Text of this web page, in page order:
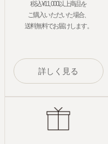
税込¥11,000以上商品を
ご購入いただいた場合、
送料無料でお届けします。
詳しく見る